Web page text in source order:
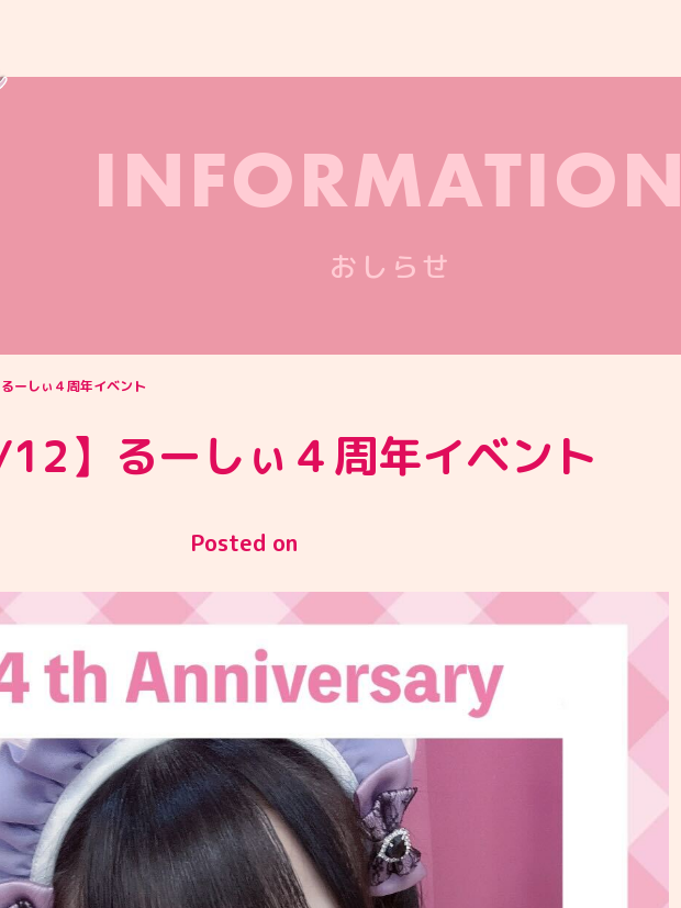
INFORMATION
おしらせ
ーしぃ４周年イベント
12】るーしぃ４周年イベント
Posted on